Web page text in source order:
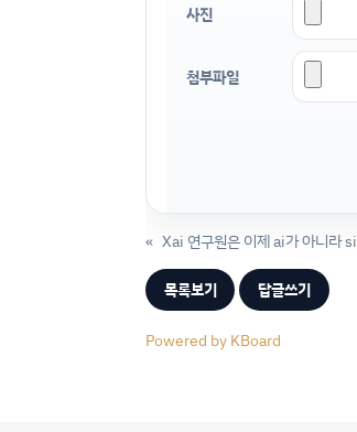
사진
첨부파일
« Xai 연구원은 이제 ai가 아니라
목록보기 답글쓰기
Powered by KBoard